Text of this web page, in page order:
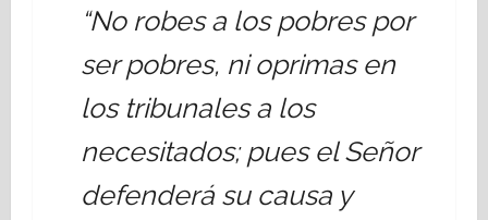
“No robes a los pobres por
ser pobres, ni oprimas en
los tribunales a los
necesitados; pues el Señor
defenderá su causa y